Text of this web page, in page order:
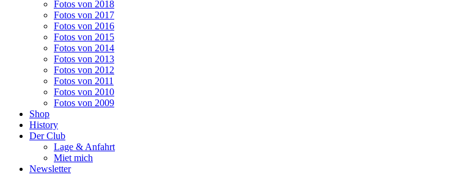
Fotos von 2018
Fotos von 2017
Fotos von 2016
Fotos von 2015
Fotos von 2014
Fotos von 2013
Fotos von 2012
Fotos von 2011
Fotos von 2010
Fotos von 2009
Shop
History
Der Club
Lage & Anfahrt
Miet mich
Newsletter